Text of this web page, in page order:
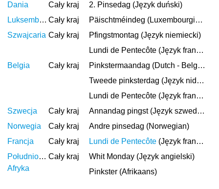
Dania Cały kraj
2. Pinsedag (Język duński)
Luksemburg Cały kraj
Päischtméindeg (Luxembourgish)
Szwajcaria Cały kraj
Pfingstmontag (Język niemiecki)
Lundi de Pentecôte (Język francuski)
Belgia
Cały kraj
Pinkstermaandag (Dutch - Belgium)
Tweede pinksterdag (Język niderlandzki)
Lundi de Pentecôte (Język francuski)
Szwecja
Cały kraj
Annandag pingst (Język szwedzki)
Norwegia
Cały kraj
Andre pinsedag (Norwegian)
Francja
Cały kraj Lundi de Pentecôte (Język francuski)
Południowa
Afryka
Cały kraj
Whit Monday (Język angielski)
Pinkster (Afrikaans)